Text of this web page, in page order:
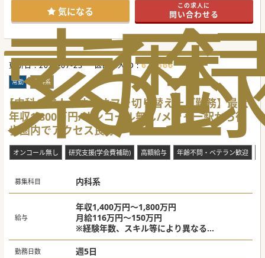
索
る
歴
気になる この求人に
問い合わせる
更新日 :2026-07-23 医師求人ID :620566
常勤 内科系
【内科の求人｜オンオフを切り替えたご勤務】最大
年収1,800万円/オンコール無し/メジャー駅から徒
歩圏内でアクセス良好♪
オンコール無し 研究支援(学会費補助) 高額給与 年齢不問・ベテラン歓迎
募集科目 内科系
給与
年収1,400万円～1,800万円
月給116万円～150万円
※経験年数、スキル等により異なる
上記は週5日勤務の場合
当直代は別途支給（40,000円/回）
勤務日数 週5日